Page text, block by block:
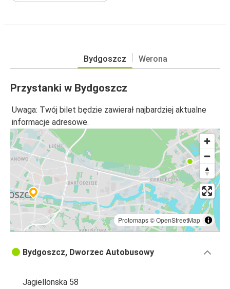
Bydgoszcz Werona
Przystanki w Bydgoszcz
Uwaga: Twój bilet będzie zawierał najbardziej aktualne
informacje adresowe.
Protomaps©OpenStreetMap
Bydgoszcz, Dworzec Autobusowy
Jagiellonska 58